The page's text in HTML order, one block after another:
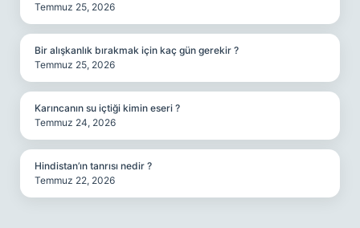
Temmuz 25, 2026
Bir alışkanlık bırakmak için kaç gün gerekir ?
Temmuz 25, 2026
Karıncanın su içtiği kimin eseri ?
Temmuz 24, 2026
Hindistan’ın tanrısı nedir ?
Temmuz 22, 2026